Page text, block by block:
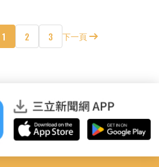
1 2 3 下一頁